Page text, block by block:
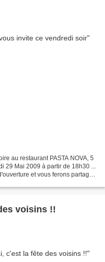
au restaurant PASTA NOVA, 5
29 Mai 2009 à partir de 18h30 ...
et vous ferons partager
voisins !!